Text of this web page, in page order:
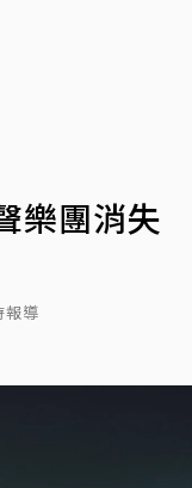
樂團消失
報導